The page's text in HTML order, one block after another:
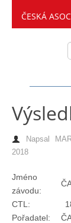
ČESKÁ
Home
ČANY
Kdo jsme
Zveme
Napsal
2018
Jméno
závodu:
CTL:
Pořadatel: